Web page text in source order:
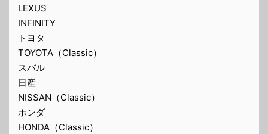
LEXUS
INFINITY
トヨタ
TOYOTA（Classic）
スバル
日産
NISSAN（Classic）
ホンダ
HONDA（Classic）